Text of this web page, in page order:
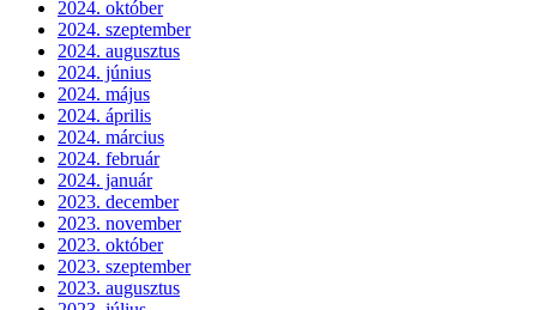
2024. október
2024. szeptember
2024. augusztus
2024. június
2024. május
2024. április
2024. március
2024. február
2024. január
2023. december
2023. november
2023. október
2023. szeptember
2023. augusztus